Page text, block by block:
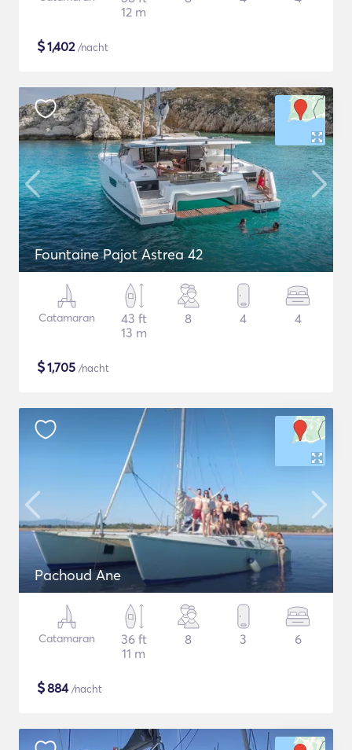
12 m
$1,402/nacht
Fountaine Pajot Astrea 42
Catamaran
43 ft
13 m
8 4 4
$1,705 /nacht
Pachoud Ane
Catamaran
36 ft
11 m
8 3 6
$884/nacht